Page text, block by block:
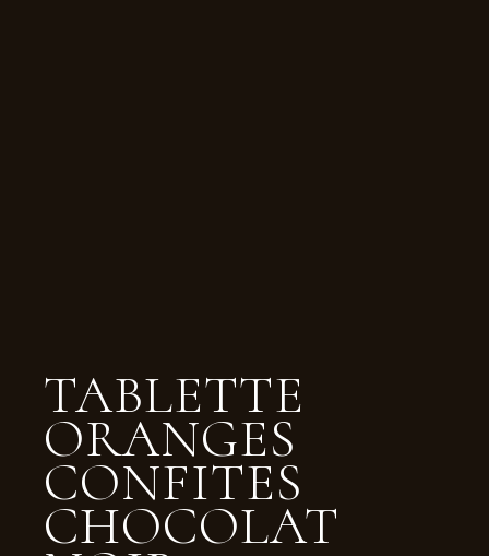
TABLETTE
ORANGES
CONFITES
CHOCOLAT